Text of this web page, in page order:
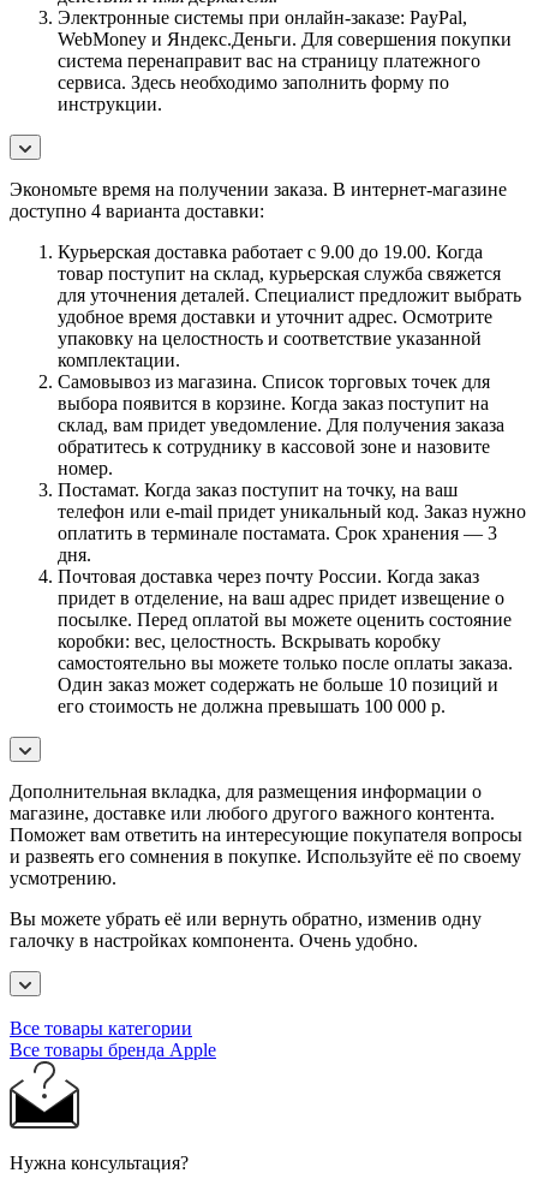
Электронные системы при онлайн-заказе: PayPal,
WebMoney и Яндекс.Деньги. Для совершения покупки
система перенаправит вас на страницу платежного
сервиса. Здесь необходимо заполнить форму по
инструкции.
Экономьте время на получении заказа. В интернет-магазине
доступно 4 варианта доставки:
Курьерская доставка работает с 9.00 до 19.00. Когда
товар поступит на склад, курьерская служба свяжется
для уточнения деталей. Специалист предложит выбрать
удобное время доставки и уточнит адрес. Осмотрите
упаковку на целостность и соответствие указанной
комплектации.
Самовывоз из магазина. Список торговых точек для
выбора появится в корзине. Когда заказ поступит на
склад, вам придет уведомление. Для получения заказа
обратитесь к сотруднику в кассовой зоне и назовите
номер.
Постамат. Когда заказ поступит на точку, на ваш
телефон или e-mail придет уникальный код. Заказ нужно
оплатить в терминале постамата. Срок хранения — 3
дня.
Почтовая доставка через почту России. Когда заказ
придет в отделение, на ваш адрес придет извещение о
посылке. Перед оплатой вы можете оценить состояние
коробки: вес, целостность. Вскрывать коробку
самостоятельно вы можете только после оплаты заказа.
Один заказ может содержать не больше 10 позиций и
его стоимость не должна превышать 100 000 р.
Дополнительная вкладка, для размещения информации о
магазине, доставке или любого другого важного контента.
Поможет вам ответить на интересующие покупателя вопросы
и развеять его сомнения в покупке. Используйте её по своему
усмотрению.
Вы можете убрать её или вернуть обратно, изменив одну
галочку в настройках компонента. Очень удобно.
Все товары категории
Все товары бренда Apple
Нужна консультация?